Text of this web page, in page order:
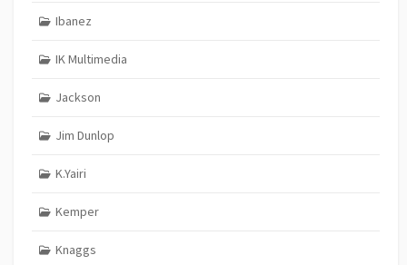
Ibanez
IK Multimedia
Jackson
Jim Dunlop
K.Yairi
Kemper
Knaggs